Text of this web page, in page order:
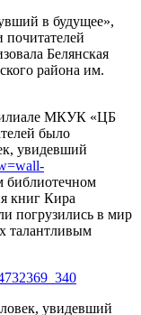
в будущее»,
почитателей
Белянская
района им.
МКУК «ЦБ
было
увидевший
библиотечном
книг Кира
погрузились в мир
талантливым
увидевший